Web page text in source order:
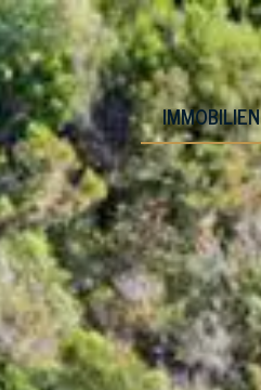
IMMOBILIEN